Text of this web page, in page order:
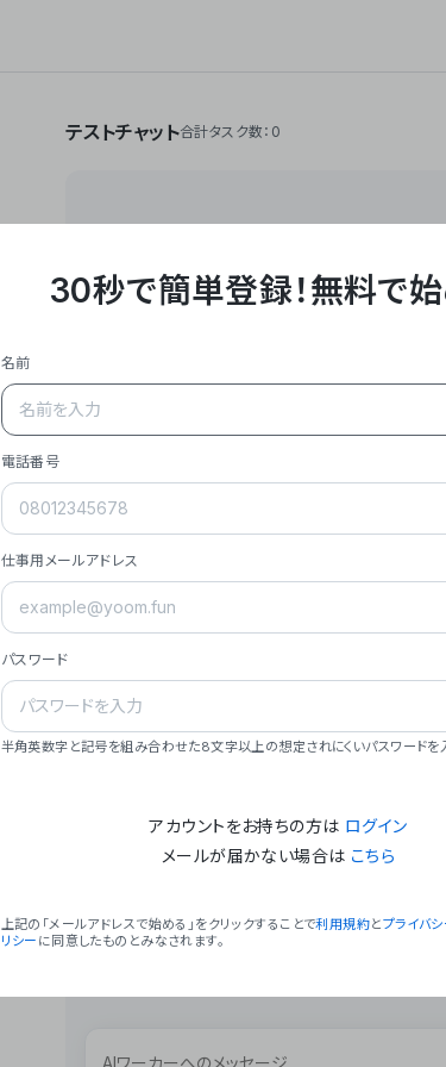
テストチャット合計タスク数：0
**Yoom株式会社は、ビジネスオートメ
API・RPA・OCRなどの技術をノーコ
作業やデスクワークを自動化するサー
- **主力プロダクト「Yoom」**: SaaS
メール対応、請求書処理、日報作成
- **実績**: 国内利用社数20,000社超
- **強み**: すべての自動化技術を1プ
- **ミッション**: 「We Make Time」
- **ビジョン**: 「Global Business
### 会社概要
30秒で簡単登録！無料で
名前
電話番号
仕事用メールアドレス
パスワード
半角英数字と記号を組み合わせた8文字以上の想定されにくいパスワードを入
アカウントをお持ちの方は ログイン
メールが届かない場合は こちら
上記の「メールアドレスで始める」をクリックすることで利用規約とプライバ
リシー に同意したものとみなされます。